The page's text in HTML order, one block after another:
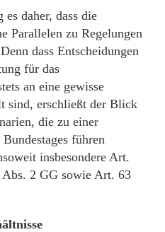
daher, dass die
Parallelen zu Regelungen
dass Entscheidungen
für das
an eine gewisse
sind, erschließt der Blick
die zu einer
führen
insbesondere Art.
2 GG sowie Art. 63